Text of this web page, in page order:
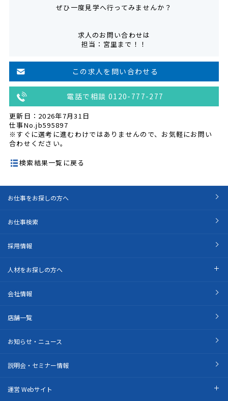
ぜひ一度見学へ行ってみませんか？
求人のお問い合わせは
担当：宮里まで！！
この求人を問い合わせる
電話で相談 0120-777-277
更新日：2026年7月31日
仕事No.jb595897
※すぐに選考に進むわけではありませんので、お気軽にお問い
合わせください。
検索結果一覧に戻る
お仕事をお探しの方へ
お仕事検索
採用情報
人材をお探しの方へ
会社情報
店舗一覧
お知らせ・ニュース
説明会・セミナー情報
運営 Webサイト